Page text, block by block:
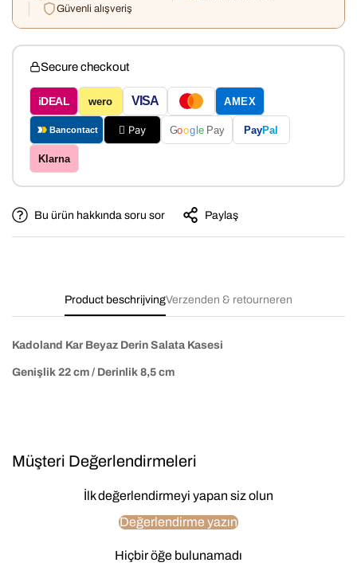
Güvenli alışveriş
Secure checkout
iDEAL wero VISA AMEX
Bancontact  Pay Goog le Pay PayPal
Klarna
Bu ürün hakkında soru sor Paylaş
Product beschrijvingVerzenden & retourneren
Kadoland Kar Beyaz Derin Salata Kasesi
Genişlik 22 cm / Derinlik 8,5 cm
Müşteri Değerlendirmeleri
İlk değerlendirmeyi yapan siz olun
Değerlendirme yazın
Hiçbir öğe bulunamadı